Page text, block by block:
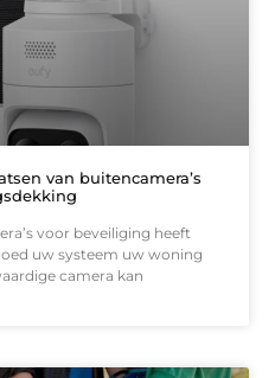
van buitencamera’s
voor beveiliging heeft
uw systeem uw woning
camera kan